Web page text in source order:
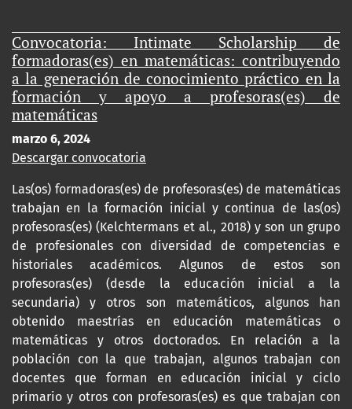
Convocatoria: Intimate Scholarship de
formadoras(es) en matemáticas: contribuyendo
a la generación de conocimiento práctico en la
formación y apoyo a profesoras(es) de
matemáticas
marzo 6, 2024
Descargar convocatoria
Las(os) formadoras(es) de profesoras(es) de matemáticas
trabajan en la formación inicial y continua de las(os)
profesoras(es) (Kelchtermans et al., 2018) y son un grupo
de profesionales con diversidad de competencias e
historiales académicos. Algunos de estos son
profesoras(es) (desde la educación inicial a la
secundaria) y otros son matemáticos, algunos han
obtenido maestrías en educación matemáticas o
matemáticas y otros doctorados. En relación a la
población con la que trabajan, algunos trabajan con
docentes que forman en educación inicial y ciclo
primario y otros con profesoras(es) es que trabajan con